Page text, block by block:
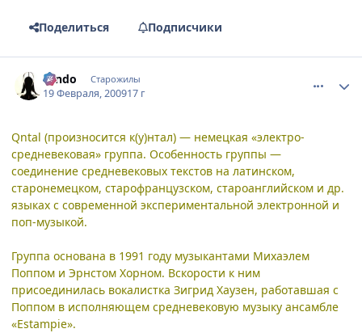
Поделиться Подписчики
Tendo Старожилы
19 Февраля, 200917 г
Qntal (произносится к(у)нтал) — немецкая «электро-
средневековая» группа. Особенность группы —
соединение средневековых текстов на латинском,
старонемецком, старофранцузском, староанглийском и др.
языках с современной экспериментальной электронной и
поп-музыкой.
Группа основана в 1991 году музыкантами Михаэлем
Поппом и Эрнстом Хорном. Вскорости к ним
присоединилась вокалистка Зигрид Хаузен, работавшая с
Поппом в исполняющем средневековую музыку ансамбле
«Estampie».